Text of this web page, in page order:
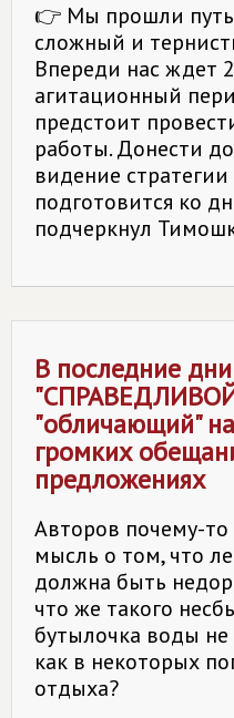
👉 Мы прошли
сложный и
Впереди нас ждет
агитационный
предстоит
работы. Донести
видение
подготовится ко
подчеркнул
В последние
"обличающий"
громких
предложениях
Авторов почему-то
мысль о том, что
должна быть
что же такого
бутылочка воды
как в некоторых
отдыха?